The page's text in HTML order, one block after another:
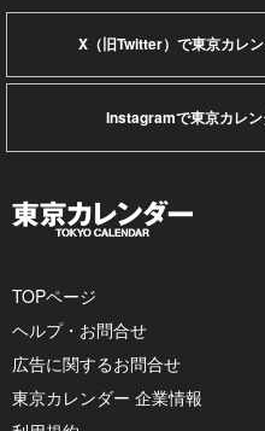
X（旧Twitter）で東京カレ
Instagramで東京カレ
TOPページ
ヘルプ・お問合せ
広告に関するお問合せ
東京カレンダー 企業情報